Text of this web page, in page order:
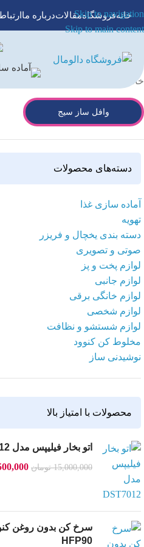
Skip to navigation
Skip to main content
خانهفروشگاهمقالاتدرباره ما
خانه وافل ساز
وافل ساز سیج
2 محصول
دسته‌های محصولات
آماده سازی غذا
تهویه
دسته بندی یخچال و فریزر
صوتی و تصویری
لوازم پخت و پز
لوازم جانبی
لوازم خانگی برقی
لوازم شخصی
لوازم شستشو و نظافت
مخلوط کن کنوود
نوشیدنی ساز
محصولات با امتیاز بالا
اتو بخار فیلیپس مدل DST7012
15,000,000 تومان
سرخ کن بدون روغن
HFP90